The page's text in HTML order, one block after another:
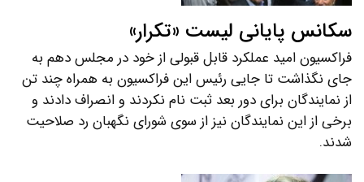
سکانس پایانی لیست «تکرار»
فراکسیون امید عملکرد قابل قبولی از خود در مجلس دهم به
جای نگذاشت تا جایی رئیس این فراکسیون به همراه چند تن
از نمایندگان برای دور بعد ثبت نام نکردند و انصراف دادند و
برخی از این نمایندگان نیز از سوی شورای نگهبان رد صلاحیت
شدند.